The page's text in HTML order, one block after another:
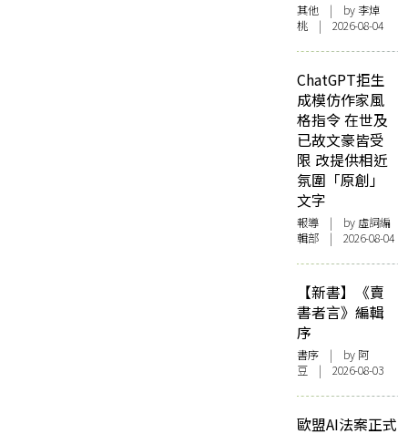
其他 | by 李焯
桃 | 2026-08-04
ChatGPT拒生
成模仿作家風
格指令 在世及
已故文豪皆受
限 改提供相近
氛圍「原創」
文字
報導 | by 虛詞編
輯部 | 2026-08-04
【新書】《賣
書者言》編輯
序
書序 | by 阿
豆 | 2026-08-03
歐盟AI法案正式